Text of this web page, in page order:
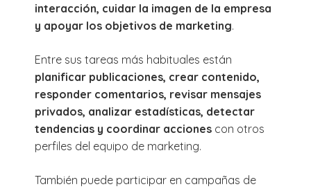
interacción, cuidar la imagen de la empresa
y apoyar los objetivos de marketing.
Entre sus tareas más habituales están
planificar publicaciones, crear contenido,
responder comentarios, revisar mensajes
privados, analizar estadísticas, detectar
tendencias y coordinar acciones con otros
perfiles del equipo de marketing.
También puede participar en campañas de